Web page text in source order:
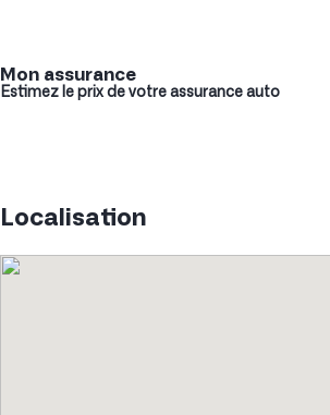
Mon assurance
Estimez le prix de votre assurance auto
Localisation